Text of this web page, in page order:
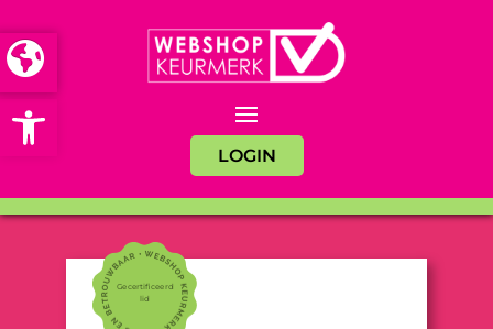
Open toolbar
LOGIN
Gecertificeerd
lid